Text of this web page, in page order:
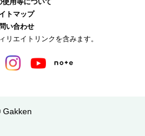
報について
リエイトリンクを含みます。